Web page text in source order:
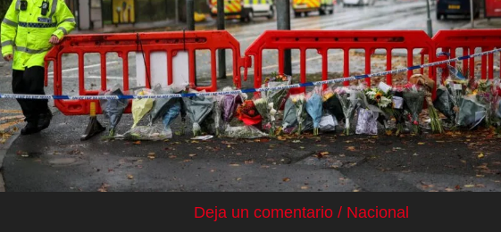
Deja un comentario / Nacional